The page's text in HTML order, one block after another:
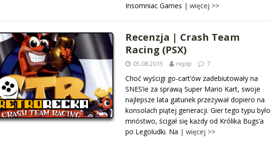
Insomniac Games | więcej >>
Recenzja | Crash Team
Racing (PSX)
05.08.2015 repip 7
Choć wyścigi go-cart’ów zadebiutowały na
SNES’ie za sprawą Super Mario Kart, swoje
najlepsze lata gatunek przeżywał dopiero na
konsolach piątej generacji. Gier tego typu było
mnóstwo, ścigał się każdy od Królika Bugs’a
po Legoludki. Na | więcej >>